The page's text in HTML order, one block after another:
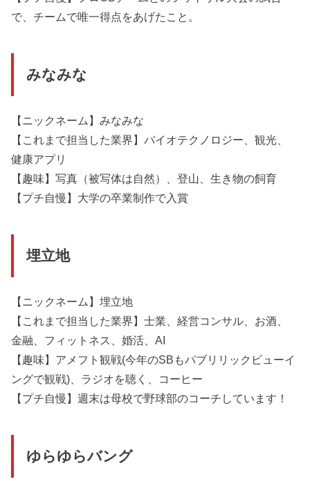
で、チームで唯一得点をあげたこと。
みなみな
【ニックネーム】みなみな
【これまで担当した業界】バイオテクノロジー、観光、
健康アプリ
【趣味】写真（被写体は自然）、登山、生き物の飼育
【プチ自慢】大学の卒業制作で入賞
埋立地
【ニックネーム】埋立地
【これまで担当した業界】士業、経営コンサル、お酒、
金融、フィットネス、婚活、AI
【趣味】アメフト観戦(今年のSBもパブリリックビューイ
ングで観戦)、ラジオを聴く、コーヒー
【プチ自慢】週末は母校で野球部のコーチしています！
ゆらゆらバング